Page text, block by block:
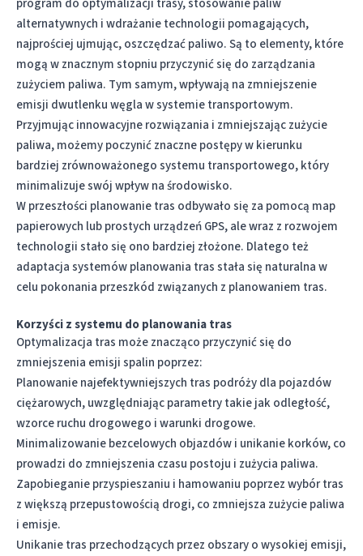
program do optymalizacji trasy, stosowanie paliw
alternatywnych i wdrażanie technologii pomagających,
najprościej ujmując, oszczędzać paliwo. Są to elementy, które
mogą w znacznym stopniu przyczynić się do zarządzania
zużyciem paliwa. Tym samym, wpływają na zmniejszenie
emisji dwutlenku węgla w systemie transportowym.
Przyjmując innowacyjne rozwiązania i zmniejszając zużycie
paliwa, możemy poczynić znaczne postępy w kierunku
bardziej zrównoważonego systemu transportowego, który
minimalizuje swój wpływ na środowisko.
W przeszłości planowanie tras odbywało się za pomocą map
papierowych lub prostych urządzeń GPS, ale wraz z rozwojem
technologii stało się ono bardziej złożone. Dlatego też
adaptacja systemów planowania tras stała się naturalna w
celu pokonania przeszkód związanych z planowaniem tras.
Korzyści zsystemu do planowania tras
Optymalizacja tras może znacząco przyczynić się do
zmniejszenia emisji spalin poprzez:
Planowanie najefektywniejszych tras podróży dla pojazdów
ciężarowych, uwzględniając parametry takie jak odległość,
wzorce ruchu drogowego i warunki drogowe.
Minimalizowanie bezcelowych objazdów i unikanie korków, co
prowadzi do zmniejszenia czasu postoju i zużycia paliwa.
Zapobieganie przyspieszaniu i hamowaniu poprzez wybór tras
z większą przepustowością drogi, co zmniejsza zużycie paliwa
i emisje.
Unikanie tras przechodzących przez obszary o wysokiej emisji,